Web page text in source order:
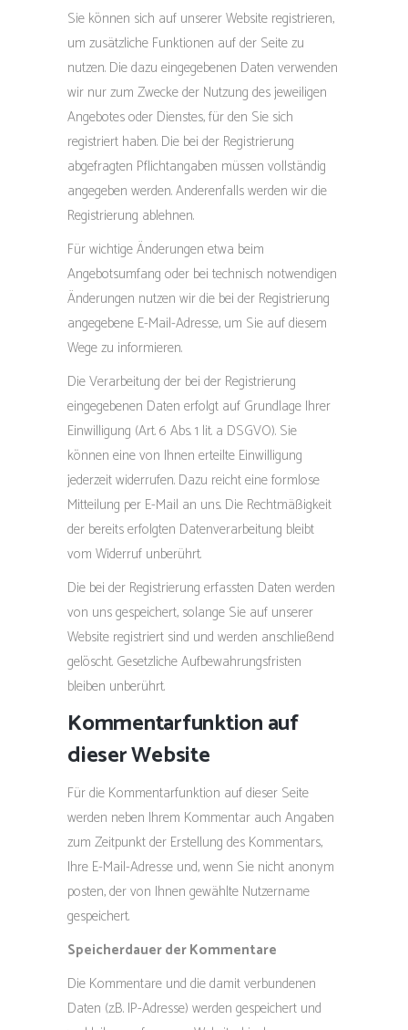
Sie können sich auf unserer Website registrieren,
um zusätzliche Funktionen auf der Seite zu
nutzen. Die dazu eingegebenen Daten verwenden
wir nur zum Zwecke der Nutzung des jeweiligen
Angebotes oder Dienstes, für den Sie sich
registriert haben. Die bei der Registrierung
abgefragten Pflichtangaben müssen vollständig
angegeben werden. Anderenfalls werden wir die
Registrierung ablehnen.
Für wichtige Änderungen etwa beim
Angebotsumfang oder bei technisch notwendigen
Änderungen nutzen wir die bei der Registrierung
angegebene E-Mail-Adresse, um Sie auf diesem
Wege zu informieren.
Die Verarbeitung der bei der Registrierung
eingegebenen Daten erfolgt auf Grundlage Ihrer
Einwilligung (Art. 6 Abs. 1 lit. a DSGVO). Sie
können eine von Ihnen erteilte Einwilligung
jederzeit widerrufen. Dazu reicht eine formlose
Mitteilung per E-Mail an uns. Die Rechtmäßigkeit
der bereits erfolgten Datenverarbeitung bleibt
vom Widerruf unberührt.
Die bei der Registrierung erfassten Daten werden
von uns gespeichert, solange Sie auf unserer
Website registriert sind und werden anschließend
gelöscht. Gesetzliche Aufbewahrungsfristen
bleiben unberührt.
Kommentarfunktion auf
dieser Website
Für die Kommentarfunktion auf dieser Seite
werden neben Ihrem Kommentar auch Angaben
zum Zeitpunkt der Erstellung des Kommentars,
Ihre E-Mail-Adresse und, wenn Sie nicht anonym
posten, der von Ihnen gewählte Nutzername
gespeichert.
Speicherdauer der Kommentare
Die Kommentare und die damit verbundenen
Daten (z.B. IP-Adresse) werden gespeichert und